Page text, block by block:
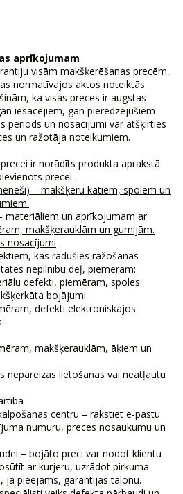
aprīkojumam
visām makšķerēšanas precēm,
normatīvajos aktos noteiktās
ka visas preces ir augstas
iesācējiem, gan pieredzējušiem
periods un nosacījumi var atšķirties
un ražotāja noteikumiem.
ir norādīts produkta aprakstā
precei.
– makšķeru kātiem, spolēm un
materiāliem un aprīkojumam ar
makšķerauklām un gumijām.
nosacījumi
kas radušies ražošanas
nepilnību dēļ, piemēram:
defekti, piemēram, spoles
bojājumi.
defekti elektroniskajos
makšķerauklām, āķiem un
nepareizas lietošanas vai neatļautu
centru – rakstiet e-pastu
numuru, preces nosaukumu un
– bojāto preci var nodot klientu
ar kurjeru, uzrādot pirkuma
ja pieejams, garantijas talonu.